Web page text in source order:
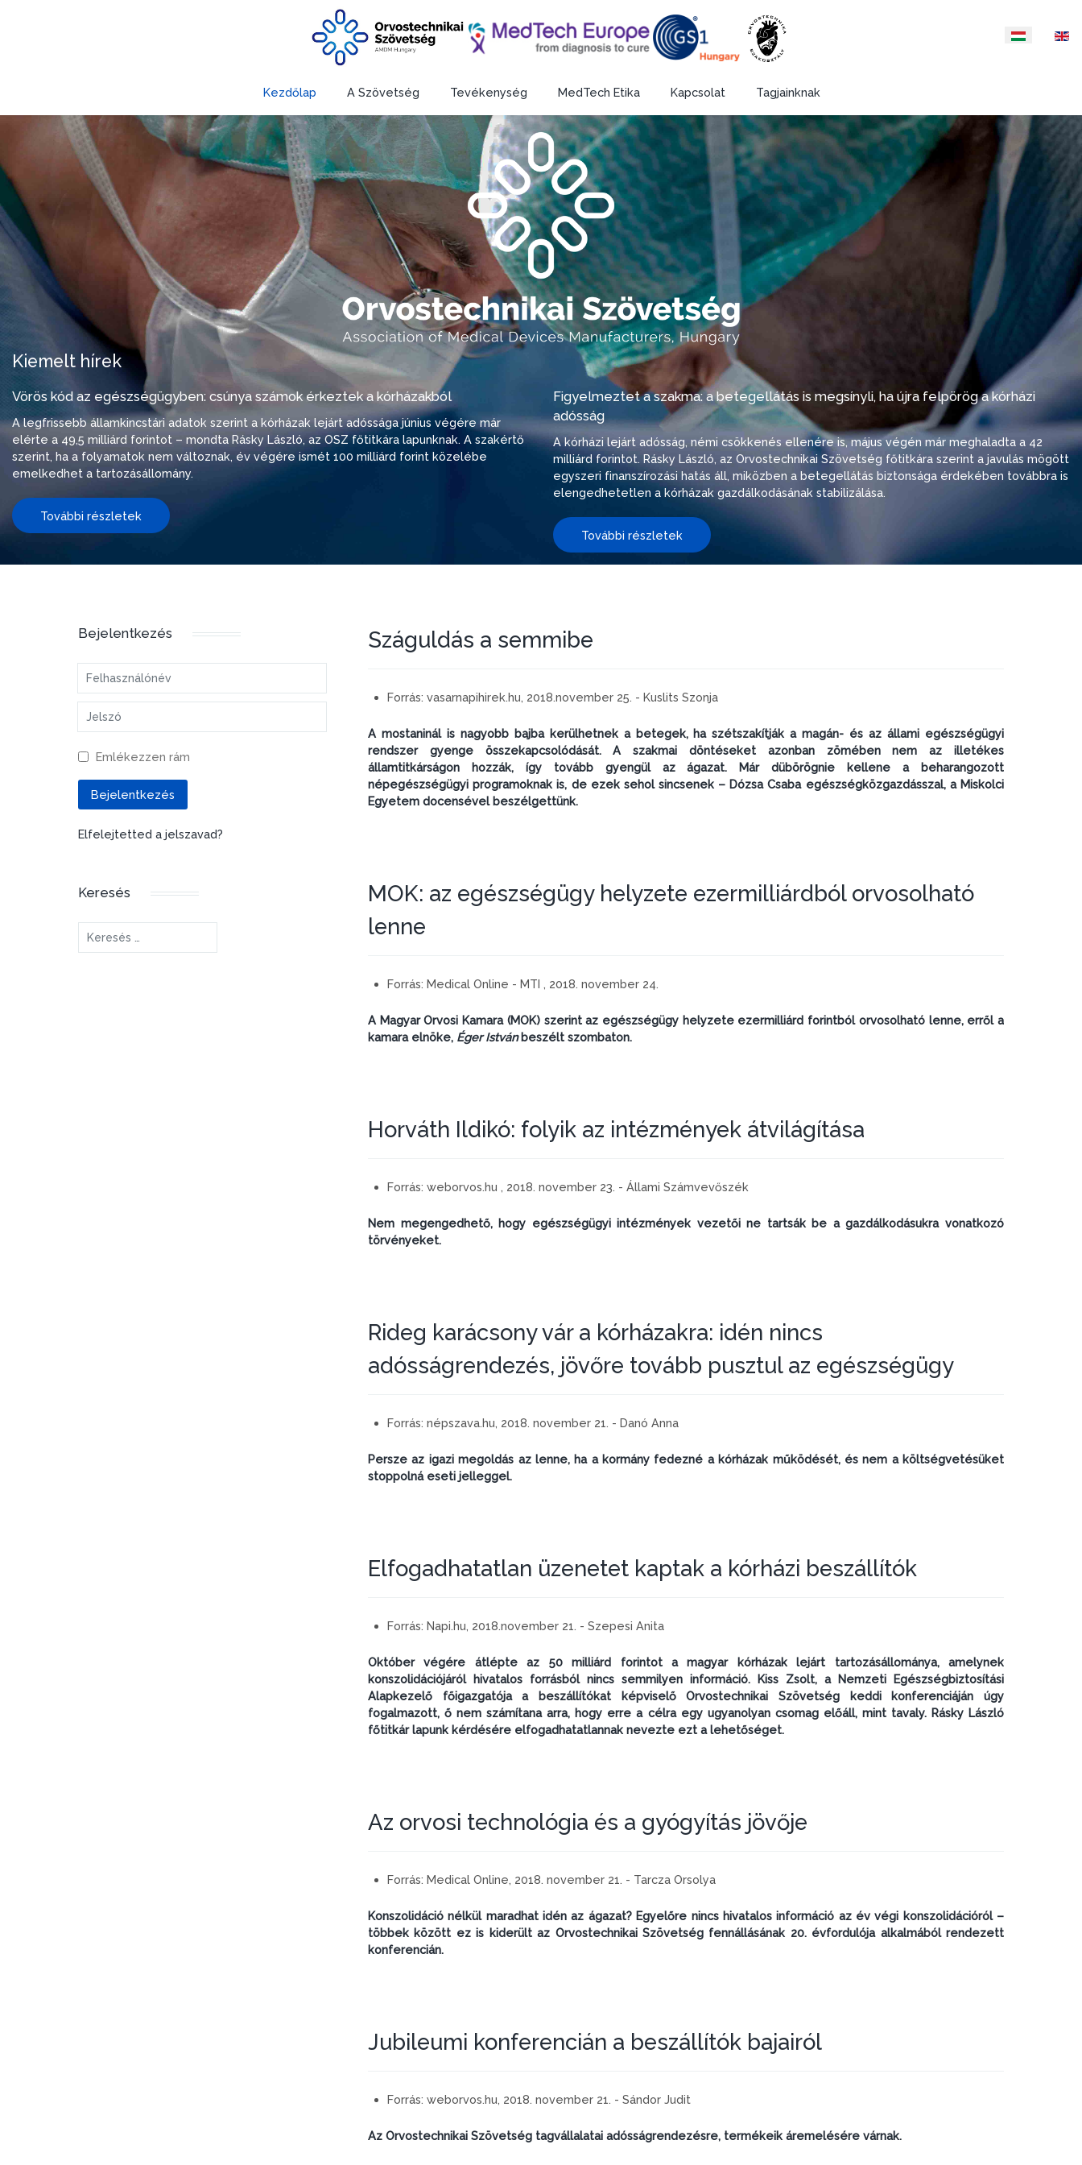
Válasszon nyelvet
Kezdőlap A Szövetség Tevékenység MedTech Etika Kapcsolat Tagjainknak
Kiemelt hírek
Vörös kód az egészségügyben: csúnya számok érkeztek a kórházakból
A legfrissebb államkincstári adatok szerint a kórházak lejárt adóssága június végére már
elérte a 49,5 milliárd forintot – mondta Rásky László, az OSZ főtitkára lapunknak. A szakértő
szerint, ha a folyamatok nem változnak, év végére ismét 100 milliárd forint közelébe
emelkedhet a tartozásállomány.
További részletek
Figyelmeztet a szakma: a betegellátás is megsínyli, ha újra felpörög a kórházi
adósság
A kórházi lejárt adósság, némi csökkenés ellenére is, május végén már meghaladta a 42
milliárd forintot. Rásky László, az Orvostechnikai Szövetség főtitkára szerint a javulás mögött
egyszeri finanszírozási hatás áll, miközben a betegellátás biztonsága érdekében továbbra is
elengedhetetlen a kórházak gazdálkodásának stabilizálása.
További részletek
Bejelentkezés
Felhasználónév
Jelszó
Emlékezzen rám
Bejelentkezés
Elfelejtetted a jelszavad?
Keresés
Keresés...
Száguldás a semmibe
Forrás: vasarnapihirek.hu, 2018.november 25. - Kuslits Szonja
A mostaninál is nagyobb bajba kerülhetnek a betegek, ha szétszakítják a magán- és az állami egészségügyi
rendszer gyenge összekapcsolódását. A szakmai döntéseket azonban zömében nem az illetékes
államtitkárságon hozzák, így tovább gyengül az ágazat. Már dübörögnie kellene a beharangozott
népegészségügyi programoknak is, de ezek sehol sincsenek – Dózsa Csaba egészségközgazdásszal, a Miskolci
Egyetem docensével beszélgettünk.
MOK: az egészségügy helyzete ezermilliárdból orvosolható
lenne
Forrás: Medical Online - MTI , 2018. november 24.
A Magyar Orvosi Kamara (MOK) szerint az egészségügy helyzete ezermilliárd forintból orvosolható lenne, erről a
kamara elnöke, Éger Istvánbeszélt szombaton.
Horváth Ildikó: folyik az intézmények átvilágítása
Forrás: weborvos.hu , 2018. november 23. - Állami Számvevőszék
Nem megengedhető, hogy egészségügyi intézmények vezetői ne tartsák be a gazdálkodásukra vonatkozó
törvényeket.
Rideg karácsony vár a kórházakra: idén nincs
adósságrendezés, jövőre tovább pusztul az egészségügy
Forrás: népszava.hu, 2018. november 21. - Danó Anna
Persze az igazi megoldás az lenne, ha a kormány fedezné a kórházak működését, és nem a költségvetésüket
stoppolná eseti jelleggel.
Elfogadhatatlan üzenetet kaptak a kórházi beszállítók
Forrás: Napi.hu, 2018.november 21. - Szepesi Anita
Október végére átlépte az 50 milliárd forintot a magyar kórházak lejárt tartozásállománya, amelynek
konszolidációjáról hivatalos forrásból nincs semmilyen információ. Kiss Zsolt, a Nemzeti Egészségbiztosítási
Alapkezelő főigazgatója a beszállítókat képviselő Orvostechnikai Szövetség keddi konferenciáján úgy
fogalmazott, ő nem számítana arra, hogy erre a célra egy ugyanolyan csomag előáll, mint tavaly. Rásky László
főtitkár lapunk kérdésére elfogadhatatlannak nevezte ezt a lehetőséget.
Az orvosi technológia és a gyógyítás jövője
Forrás: Medical Online, 2018. november 21. - Tarcza Orsolya
Konszolidáció nélkül maradhat idén az ágazat? Egyelőre nincs hivatalos információ az év végi konszolidációról –
többek között ez is kiderült az Orvostechnikai Szövetség fennállásának 20. évfordulója alkalmából rendezett
konferencián.
Jubileumi konferencián a beszállítók bajairól
Forrás: weborvos.hu, 2018. november 21. - Sándor Judit
Az Orvostechnikai Szövetség tagvállalatai adósságrendezésre, termékeik áremelésére várnak.